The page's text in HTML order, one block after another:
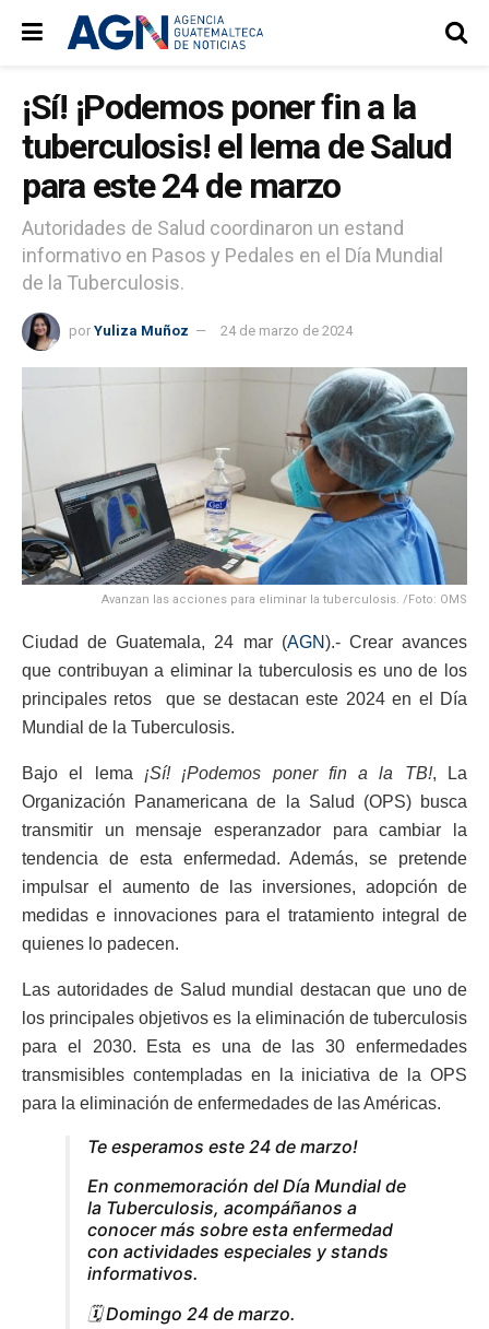
¡Sí! ¡Podemos poner fin a la
tuberculosis! el lema de Salud
para este 24 de marzo
Autoridades de Salud coordinaron un estand
informativo en Pasos y Pedales en el Día Mundial
de la Tuberculosis.
por Yuliza Muñoz 24 de marzo de 2024
Avanzan las acciones para eliminar la tuberculosis. /Foto: OMS
Ciudad de Guatemala, 24 mar (AGN).- Crear avances
que contribuyan a eliminar la tuberculosis es uno de los
principales retos que se destacan este 2024 en el Día
Mundial de la Tuberculosis.
Bajo el lema ¡Sí! ¡Podemos poner fin a la TB!, La
Organización Panamericana de la Salud (OPS) busca
transmitir un mensaje esperanzador para cambiar la
tendencia de esta enfermedad. Además, se pretende
impulsar el aumento de las inversiones, adopción de
medidas e innovaciones para el tratamiento integral de
quienes lo padecen.
Las autoridades de Salud mundial destacan que uno de
los principales objetivos es la eliminación de tuberculosis
para el 2030. Esta es una de las 30 enfermedades
transmisibles contempladas en la iniciativa de la OPS
para la eliminación de enfermedades de las Américas.
Te esperamos este 24 de marzo!
En conmemoración del Día Mundial de
la Tuberculosis, acompáñanos a
conocer más sobre esta enfermedad
con actividades especiales y stands
informativos.
🗓️ Domingo 24 de marzo.